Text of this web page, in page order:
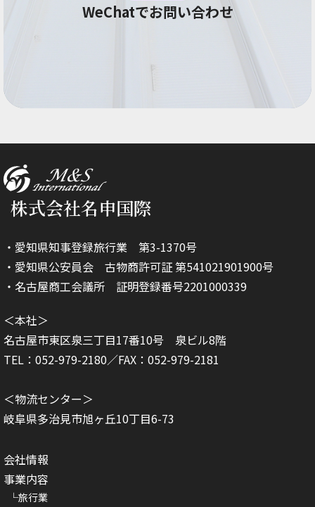
WeChatでお問い合わせ
株式会社名申国際
・愛知県知事登録旅行業 第3-1370号
・愛知県公安員会 古物商許可証 第541021901900号
・名古屋商工会議所 証明登録番号2201000339
＜本社＞
名古屋市東区泉三丁目17番10号 泉ビル8階
TEL：052-979-2180／FAX：052-979-2181
＜物流センター＞
岐阜県多治見市旭ヶ丘10丁目6-73
会社情報
事業内容
旅行業